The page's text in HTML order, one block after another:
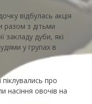
відбулась акція
разом з дітьми
закладу дуби, які
у групах в
про
насіння овочів на